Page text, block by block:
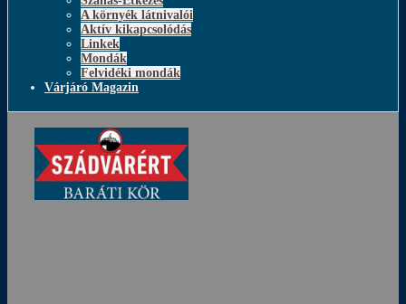
A környék látnivalói
Aktív kikapcsolódás
Linkek
Mondák
Felvidéki mondák
Várjáró Magazin